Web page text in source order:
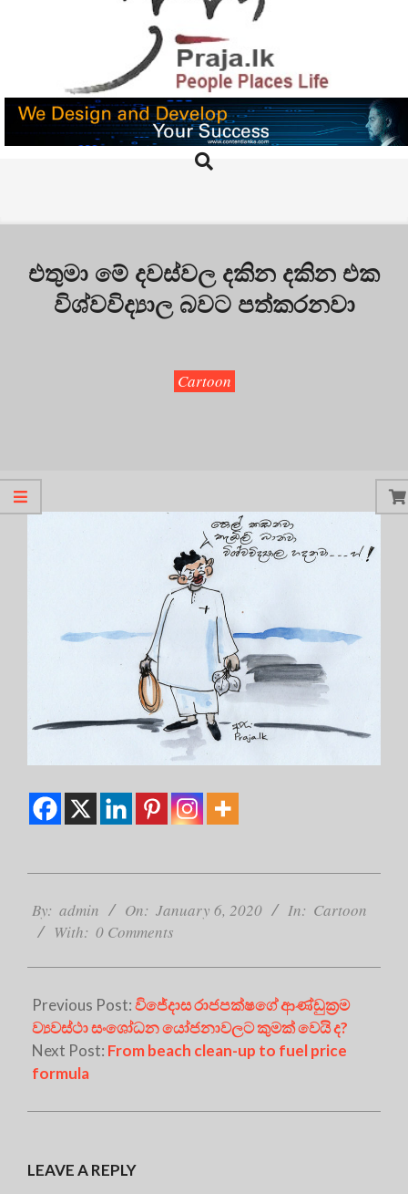
PRAJA.LK
Search
එතුමා මේ දවස්වල දකින දකින එක
විශ්වවිද්‍යාල බවට පත්කරනවා
Cartoon
01-
06
By: admin On: January 6, 2020 In: Cartoon
With: 0 Comments
Previous Post:විජේදාස රාජපක්ෂගේ ආණ්ඩුක්‍රම
ව්‍යවස්ථා සංශෝධන යෝජනාවලට කුමක් වෙයි ද?
Next Post: From beach clean-up to fuel price
formula
LEAVE A REPLY